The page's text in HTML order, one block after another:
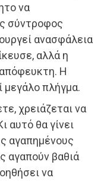
να
σύντροφος
ανασφάλεια
αλλά η
Η
μεγάλο πλήγμα.
χρειάζεται να
αυτό θα γίνει
αγαπημένους
αγαπούν βαθιά
να